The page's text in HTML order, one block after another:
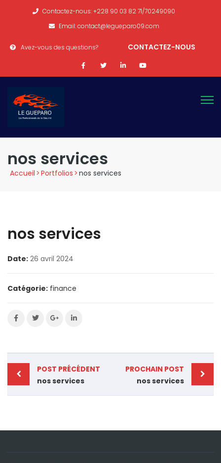
Contactez-nous: +228 90 03 82 71/70249090
Email: contact@legueparo09.com
Avez-vous des questions? CONTACTEZ-NOUS
nos services
Accueil > Portfolios > nos services
nos services
Date: 26 avril 2024
Catégorie: finance
POST PRÉCÉDENT
nos services
PROCHAIN POST
nos services